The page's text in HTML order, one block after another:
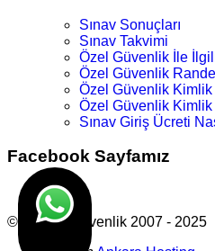
Sınav Sonuçları
Sınav Takvimi
Özel Güvenlik İle
Özel Güvenlik
Özel Güvenlik Kimlik
Özel Güvenlik Kimlik
Sınav Giriş Ücreti
Facebook Sayfamız
© Atk Vip Güvenlik 2007 - 2025